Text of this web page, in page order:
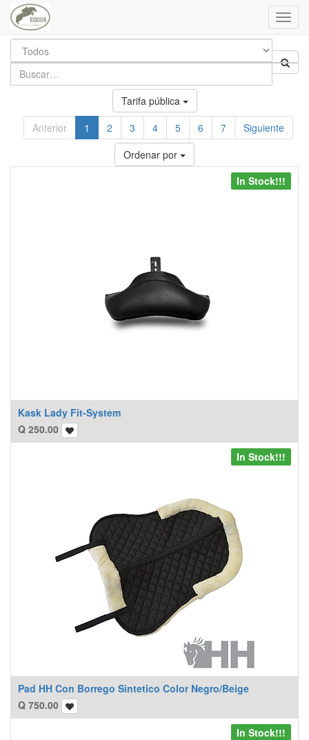
Tarifa pública
Anterior
1 2 3 4 5 6 7
Siguiente
Ordenar por
Kask Lady Fit-System
Q 250.00
In Stock!!!
Pad HH Con Borrego Sintetico Color Negro/Beige
Q 750.00
In Stock!!!
In Stock!!!